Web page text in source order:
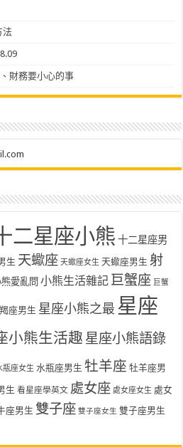
法
財務要小心的事
二星座小熊 十二星座男
生 天蠍座 天蠍座女生 天蠍座男生 射
愛亂問 小熊生活雜記 巨蟹座 巨蟹
座男生 星座小熊之最 星座
小熊生活趣 星座小熊語錄
瓶座女生 水瓶座男生 牡羊座 牡羊座男
生 看星座學英文 處女座 處女座女生 處女
座男生 雙子座 雙子座女生 雙子座男生